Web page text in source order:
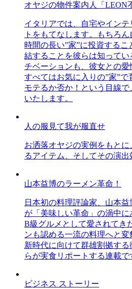
オヤジの物件案内人「LEON
イタリアでは、自宅やイン
トをもてなします。もちろ
時間の長い”家”に投資する
結することを彼らは知って
チベーションも、彼女との愛
すべてはお気に入りの”家”
モテるか否か！という目線
いたします。
人の服見て我が服直せ
お洒落オヤジの実例をもと
るアイテム、そしてその演出
山本益博のラーメン革命！
日本初の料理評論家、山本
が「美味しい革命」の渦中に
B級グルメとして愛されてき
ンも認める一流の料理へと変
新時代に向けて群雄割拠す
らが実食リポートする連載で
ビジネス ストーリー